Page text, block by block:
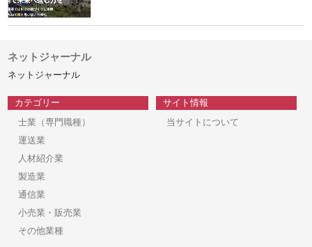
ネットジャーナル
ネットジャーナル
カテゴリー
士業（専門職種）
運送業
人材紹介業
製造業
通信業
小売業・販売業
その他業種
サイト情報
当サイトについて